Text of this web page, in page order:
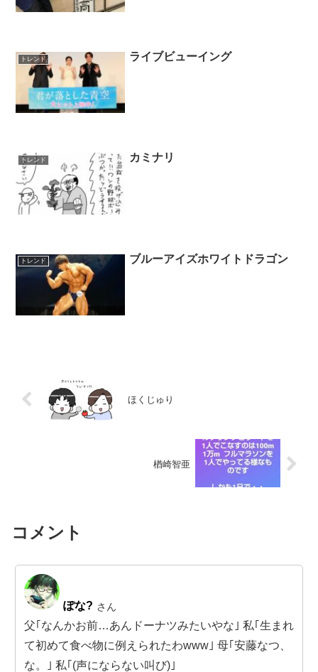
トレンド ライブビューイング
トレンド カミナリ
トレンド ブルーアイズホワイトドラゴン
ほくじゅり
楢崎智亜
コメント
ぽな? さん
父｢なんかお前…あんドーナツみたいやな｣ 私｢生まれ
て初めて食べ物に例えられたわwww｣ 母｢安藤なつ、
な。｣ 私｢(声にならない叫び)｣